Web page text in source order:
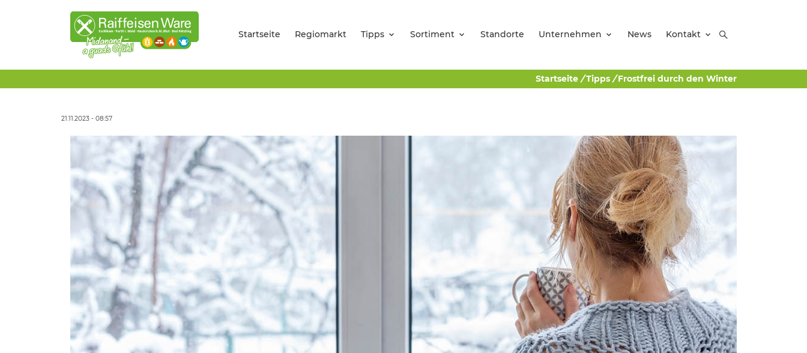
Startseite Regiomarkt Tipps Sortiment Standorte Unternehmen News Kontakt
Startseite / Tipps / Frostfrei durch den Winter
21.11.2023 - 08:57